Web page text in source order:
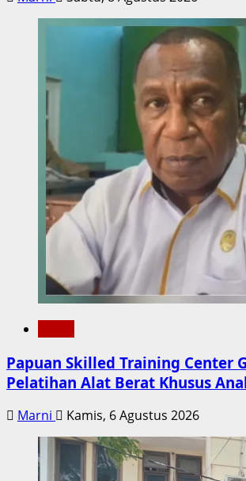
Papuan Skilled Training Center
Pelatihan Alat Berat Khusus
Marni Kamis, 6 Agustus 2026